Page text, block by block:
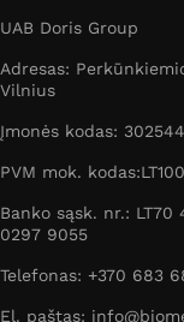
UAB Doris Group
Adresas:
Vilnius
Įmonės kodas:
PVM mok.
Banko sąsk. nr.: LT70
0297 9055
Telefonas: +370 683
El. paštas: